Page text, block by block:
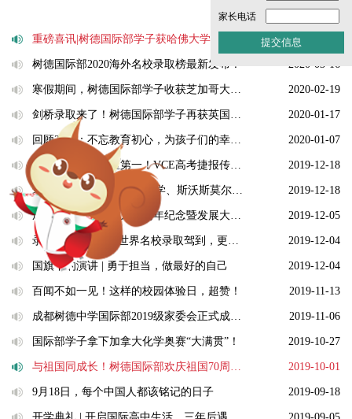
家长电话
2020-03-27
树德国际部2020海外名校录取榜最新发布！ 2020-03-16
寒假期间，树德国际部学子收获芝加哥大学、帝国理工等海外名... 2020-02-19
剑桥录取来了！树德国际部学子再获英国剑桥大学青睐！ 2020-01-17
回顾2019：不忘教育初心，为孩子们的幸福人生奠基！ 2020-01-07
蝉联14年的中国区第一！VCE高考捷报传来！ 2019-12-18
录取季 | 约翰·霍普金斯大学、斯沃斯莫尔学院、圣母大学、帝... 2019-12-18
成都树德中学建校九十周年纪念暨发展大会| 致树德校友的一封信 2019-12-05
录取季 | 2020首批世界名校录取驾到，更多offer正在路上！... 2019-12-04
国旗下的演讲 | 勇于担当，做最好的自己 2019-12-04
百闻不如一见！这样的校园体验日，超赞！ 2019-11-13
成都树德中学国际部2019级家委会正式成立！ 2019-11-06
国际部学子拿下加拿大化学奥赛“大满贯”！ 2019-10-27
与祖国同成长！树德国际部欢庆祖国70周年华诞 2019-10-01
9月18日，每个中国人都该铭记的日子 2019-09-18